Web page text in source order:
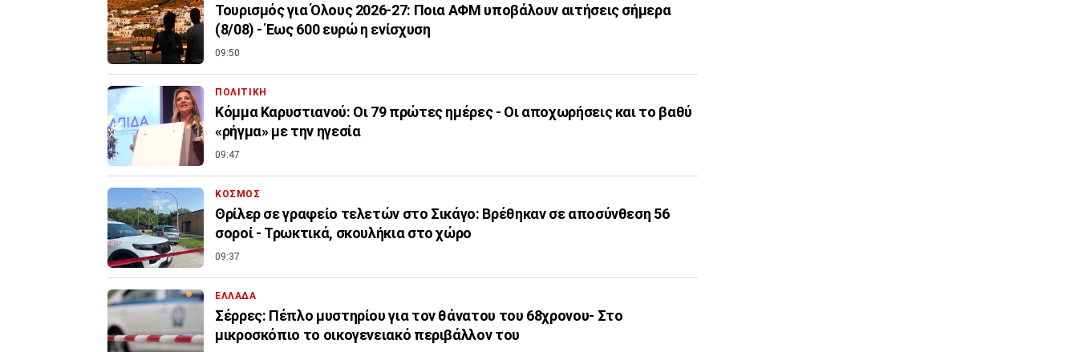
Τουρισμός για Όλους 2026-27: Ποια ΑΦΜ υποβάλουν αιτήσεις σήμερα
(8/08) - Έως 600 ευρώ η ενίσχυση
09:50
ΠΟΛΙΤΙΚΗ
Κόμμα Καρυστιανού: Οι 79 πρώτες ημέρες - Οι αποχωρήσεις και το βαθύ
«ρήγμα» με την ηγεσία
09:47
ΚΟΣΜΟΣ
Θρίλερ σε γραφείο τελετών στο Σικάγο: Βρέθηκαν σε αποσύνθεση 56
σοροί - Τρωκτικά, σκουλήκια στο χώρο
09:37
ΕΛΛΑΔΑ
Σέρρες: Πέπλο μυστηρίου για τον θάνατου του 68χρονου- Στο
μικροσκόπιο το οικογενειακό περιβάλλον του